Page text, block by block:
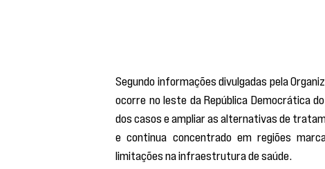
Segundo informações divulgadas pela
ocorre no leste da República Democrática
dos casos e ampliar as alternativas de
e continua concentrado em regiões
limitações na infraestrutura de saúde.